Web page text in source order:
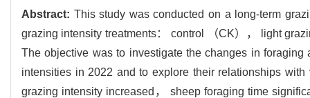
Abstract: This study was conducted on a long-term
grazing intensity treatments： control （CK）， light
The objective was to investigate the changes in
intensities in 2022 and to explore their relationships
grazing intensity increased， sheep foraging time